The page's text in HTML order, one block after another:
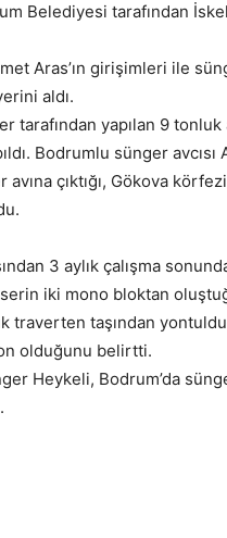
Belediyesi tarafından
Aras’ın girişimleri ile
aldı.
tarafından yapılan 9
Bodrumlu sünger
avına çıktığı, Gökova
3 aylık çalışma
iki mono bloktan
traverten taşından
olduğunu belirtti.
Heykeli, Bodrum’da